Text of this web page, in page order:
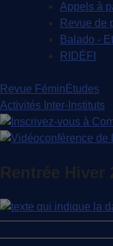
Appels à
Revue de
Balado -
RIDÉFI
Revue FéminÉtudes
Activités Inter-Instituts
Rentrée Hiver